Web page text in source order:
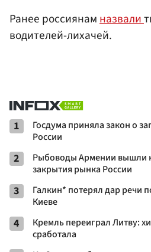
Ранее россиянамназвали
водителей-лихачей.
1
Госдума приняла закон о
России
2
Рыбоводы Армении вышли
закрытия рынка России
3
Галкин* потерял дар речи
Киеве
4
Кремль переиграл Литву:
сработала